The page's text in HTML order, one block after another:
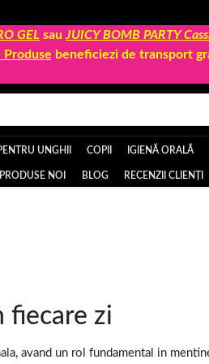
GEL sau JUICY BOMB PARTY
beneficiezi de transport
UNGHII COPII IGIENĂ ORALĂ
PRODUSE NOI BLOG RECENZII CLIENȚI
fiecare zi
avand un rol fundamental in